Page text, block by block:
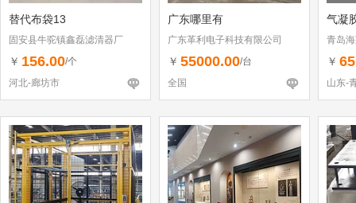
替代布袋13
固安县牛驼镇鑫磊滤清器厂
￥ 156.00/个
河北-廊坊市
广东哪里有
广东革利电子科技有限公司
￥ 55000.00/台
全国
气凝
青岛
￥
山东-